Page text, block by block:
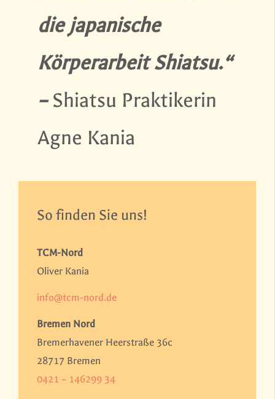
die japanische
Körperarbeit Shiatsu.“
–Shiatsu Praktikerin
Agne Kania
So finden Sie uns!
TCM-Nord
Oliver Kania
info@tcm-nord.de
Bremen Nord
Bremerhavener Heerstraße 36c
28717 Bremen
0421 – 146299 34